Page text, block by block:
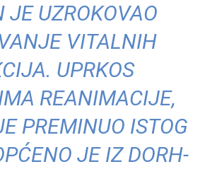
JE UZROKOVAO
VITALNIH
UPRKOS
REANIMACIJE,
PREMINUO ISTOG
JE IZ DORH-